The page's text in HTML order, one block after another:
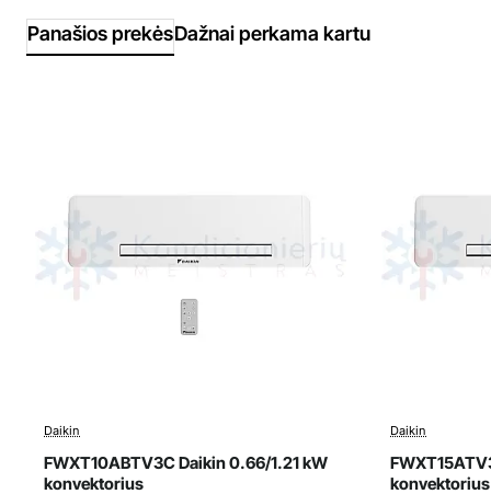
Panašios prekėsDažnai perkama kartu
Išpardavimas
Naujiena
Daikin
FWXT10ABTV3C Daikin 0.66/1.21 kW
konvektorius
Daikin
konvektorius